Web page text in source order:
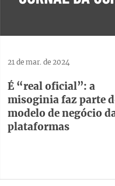
É “real oficial”: a
misoginia faz parte
modelo de negócio
plataformas
21 de mar. de 2024